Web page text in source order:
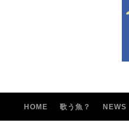
HOME 歌う魚？ NEWS